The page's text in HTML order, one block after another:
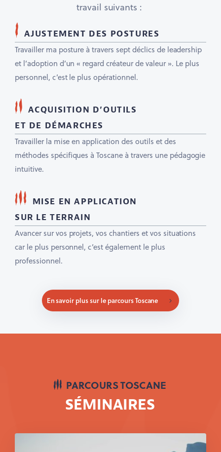
travail suivants :
AJUSTEMENT DES POSTURES
Travailler ma posture à travers sept déclics de leadership
et l’adoption d’un « regard créateur de valeur ». Le plus
personnel, c’est le plus opérationnel.
ACQUISITION D’OUTILS
ET DE DÉMARCHES
Travailler la mise en application des outils et des
méthodes spécifiques à Toscane à travers une pédagogie
intuitive.
MISE EN APPLICATION
SUR LE TERRAIN
Avancer sur vos projets, vos chantiers et vos situations
car le plus personnel, c’est également le plus
professionnel.
En savoir plus sur le parcours Toscane
PARCOURS TOSCANE
SÉMINAIRES